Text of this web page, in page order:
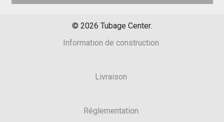
© 2026 Tubage Center.
Information de construction
Livraison
Réglementation